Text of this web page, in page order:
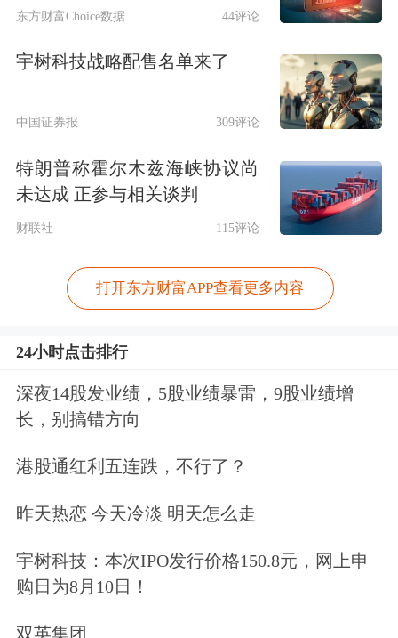
东方财富Choice数据 44评论
宇树科技战略配售名单来了
中国证券报 309评论
特朗普称霍尔木兹海峡协议尚
未达成 正参与相关谈判
财联社 115评论
打开东方财富APP查看更多内容
24小时点击排行
深夜14股发业绩，5股业绩暴雷，9股业绩增
长，别搞错方向
港股通红利五连跌，不行了？
昨天热恋 今天冷淡 明天怎么走
宇树科技：本次IPO发行价格150.8元，网上申
购日为8月10日！
双英集团